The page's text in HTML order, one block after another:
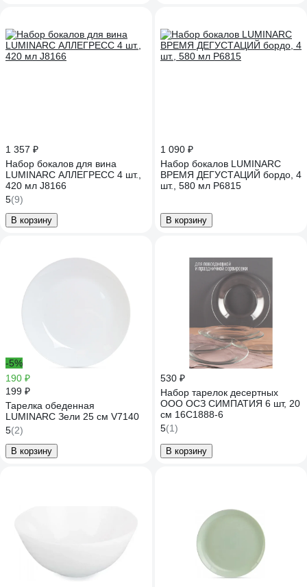
1 357 ₽
Набор бокалов для вина
LUMINARC АЛЛЕГРЕСС 4 шт.,
420 мл J8166
5(9)
В корзину
1 090 ₽
Набор бокалов LUMINARC
ВРЕМЯ ДЕГУСТАЦИЙ бордо, 4
шт., 580 мл P6815
В корзину
-5%
190 ₽
199 ₽
Тарелка обеденная
LUMINARC Зели 25 см V7140
5(2)
В корзину
530 ₽
Набор тарелок десертных
ООО ОСЗ СИМПАТИЯ 6 шт, 20
см 16C1888-6
5(1)
В корзину